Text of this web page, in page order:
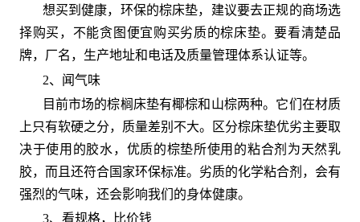
想买到健康，环保的棕床垫，建议要去正规的商场选
择购买，不能贪图便宜购买劣质的棕床垫。要看清楚品
牌，厂名，生产地址和电话及质量管理体系认证等。
2、闻气味
目前市场的棕榈床垫有椰棕和山棕两种。它们在材质
上只有软硬之分，质量差别不大。区分棕床垫优劣主要取
决于使用的胶水，优质的棕垫所使用的粘合剂为天然乳
胶，而且还符合国家环保标准。劣质的化学粘合剂，会有
强烈的气味，还会影响我们的身体健康。
3、看规格，比价钱